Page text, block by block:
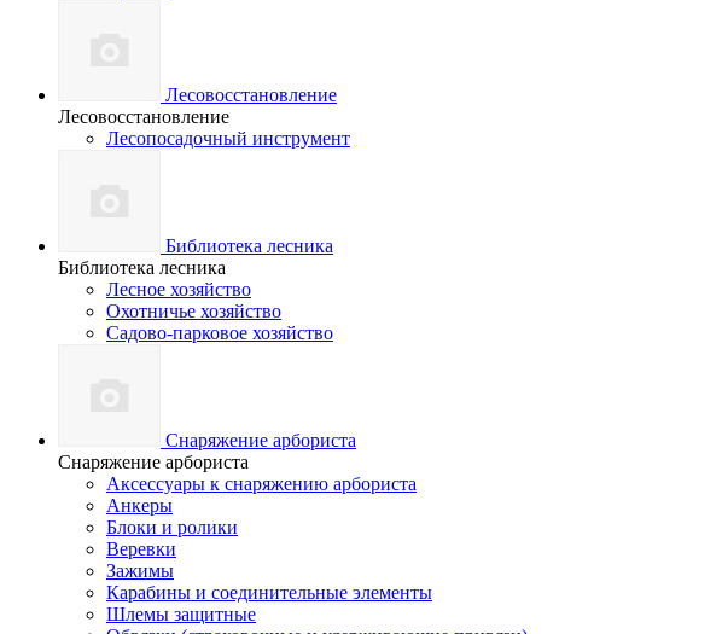
Лесовосстановление
Лесовосстановление
Лесопосадочный инструмент
Библиотека лесника
Библиотека лесника
Лесное хозяйство
Охотничье хозяйство
Садово-парковое хозяйство
Снаряжение арбориста
Снаряжение арбориста
Аксессуары к снаряжению арбориста
Анкеры
Блоки и ролики
Веревки
Зажимы
Карабины и соединительные элементы
Шлемы защитные